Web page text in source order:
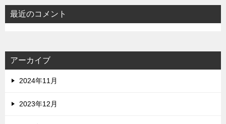
最近のコメント
アーカイブ
2024年11月
2023年12月